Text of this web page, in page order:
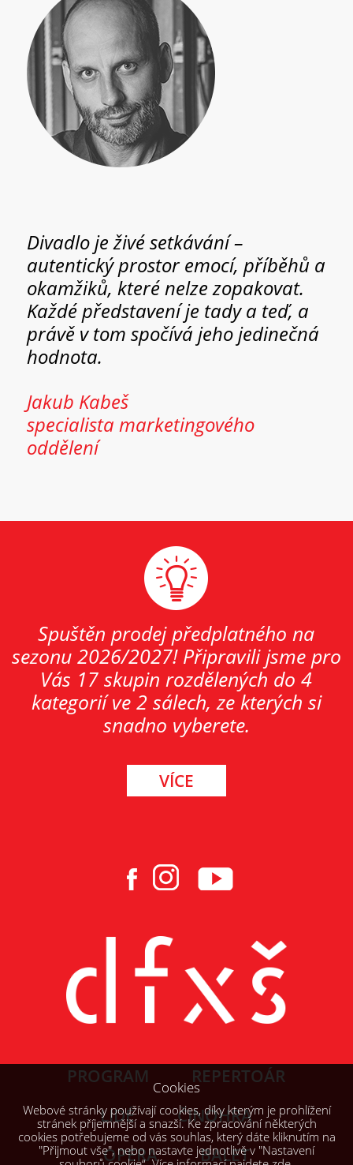
Divadlo je živé setkávání –
autentický prostor emocí, příběhů a
okamžiků, které nelze zopakovat.
Každé představení je tady a teď, a
právě v tom spočívá jeho jedinečná
hodnota.
Jakub Kabeš
specialista marketingového
oddělení
Spuštěn prodej předplatného na
sezonu 2026/2027! Připravili jsme pro
Vás 17 skupin rozdělených do 4
kategorií ve 2 sálech, ze kterých si
snadno vyberete.
VÍCE
PROGRAM
REPERTOÁR
LIDÉ
ČINOHRA
OPERA
BALET
Cookies
Webové stránky používají cookies, díky kterým je prohlížení
stránek příjemnější a snazší. Ke zpracování některých
cookies potřebujeme od vás souhlas, který dáte kliknutím na
"Přijmout vše", nebo nastavte jednotlivě v "Nastavení